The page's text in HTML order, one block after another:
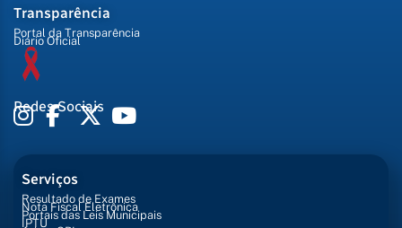
Transparência
Portal da Transparência
Diário Oficial
Redes Sociais
Serviços
Resultado de Exames
Nota Fiscal Eletrônica
Portais das Leis Municipais
IPTU